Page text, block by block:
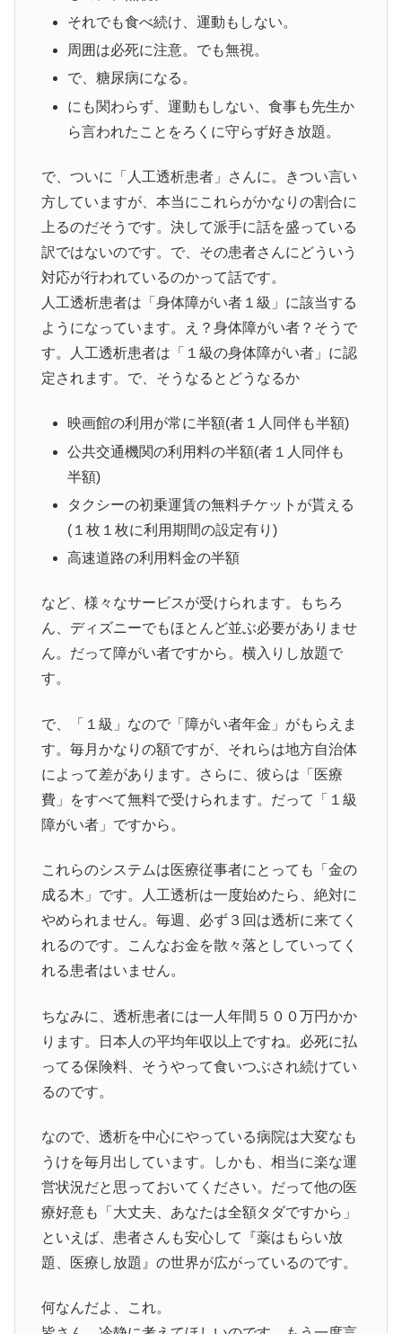
それでも食べ続け、運動もしない。
周囲は必死に注意。でも無視。
で、糖尿病になる。
にも関わらず、運動もしない、食事も先生か
ら言われたことをろくに守らず好き放題。
で、ついに「人工透析患者」さんに。きつい言い
方していますが、本当にこれらがかなりの割合に
上るのだそうです。決して派手に話を盛っている
訳ではないのです。で、その患者さんにどういう
対応が行われているのかって話です。
人工透析患者は「身体障がい者１級」に該当する
ようになっています。え？身体障がい者？そうで
す。人工透析患者は「１級の身体障がい者」に認
定されます。で、そうなるとどうなるか
映画館の利用が常に半額(者１人同伴も半額)
公共交通機関の利用料の半額(者１人同伴も
半額)
タクシーの初乗運賃の無料チケットが貰える
(１枚１枚に利用期間の設定有り)
高速道路の利用料金の半額
など、様々なサービスが受けられます。もちろ
ん、ディズニーでもほとんど並ぶ必要がありませ
ん。だって障がい者ですから。横入りし放題で
す。
で、「１級」なので「障がい者年金」がもらえま
す。毎月かなりの額ですが、それらは地方自治体
によって差があります。さらに、彼らは「医療
費」をすべて無料で受けられます。だって「１級
障がい者」ですから。
これらのシステムは医療従事者にとっても「金の
成る木」です。人工透析は一度始めたら、絶対に
やめられません。毎週、必ず３回は透析に来てく
れるのです。こんなお金を散々落としていってく
れる患者はいません。
ちなみに、透析患者には一人年間５００万円かか
ります。日本人の平均年収以上ですね。必死に払
ってる保険料、そうやって食いつぶされ続けてい
るのです。
なので、透析を中心にやっている病院は大変なも
うけを毎月出しています。しかも、相当に楽な運
営状況だと思っておいてください。だって他の医
療好意も「大丈夫、あなたは全額タダですから」
といえば、患者さんも安心して『薬はもらい放
題、医療し放題』の世界が広がっているのです。
何なんだよ、これ。